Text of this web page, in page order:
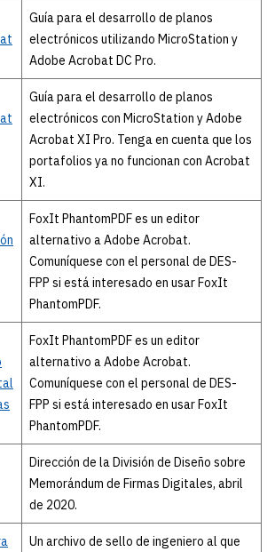
Guía para el desarrollo de planos
electrónicos utilizando MicroStation y
Adobe Acrobat DC Pro.
Guía para el desarrollo de planos
electrónicos con MicroStation y Adobe
Acrobat XI Pro. Tenga en cuenta que los
portafolios ya no funcionan con Acrobat
XI.
FoxIt PhantomPDF es un editor
alternativo a Adobe Acrobat.
Comuníquese con el personal de DES-
FPP si está interesado en usar FoxIt
PhantomPDF.
FoxIt PhantomPDF es un editor
alternativo a Adobe Acrobat.
Comuníquese con el personal de DES-
FPP si está interesado en usar FoxIt
PhantomPDF.
Dirección de la División de Diseño sobre
Memorándum de Firmas Digitales, abril
de 2020.
Un archivo de sello de ingeniero al que